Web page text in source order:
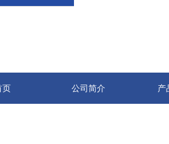
页 公司简介 产